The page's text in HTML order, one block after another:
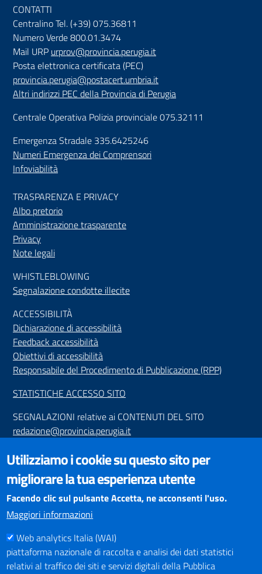
CONTATTI
Centralino Tel. (+39) 075.36811
Numero Verde 800.01.3474
Mail URP urprov@provincia.perugia.it
Posta elettronica certificata (PEC)
provincia.perugia@postacert.umbria.it
Altri indirizzi PEC della Provincia di Perugia
Centrale Operativa Polizia provinciale 075.32111
Emergenza Stradale 335.6425246
Numeri Emergenza dei Comprensori
Infoviabilità
TRASPARENZA E PRIVACY
Albo pretorio
Amministrazione trasparente
Privacy
Note legali
WHISTLEBLOWING
Segnalazione condotte illecite
ACCESSIBILITÀ
Dichiarazione di accessibilità
Feedback accessibilità
Obiettivi di accessibilità
Responsabile del Procedimento di Pubblicazione (RPP)
STATISTICHE ACCESSO SITO
SEGNALAZIONI relative ai CONTENUTI DEL SITO
redazione@provincia.perugia.it
VISUALIZZAZIONE CONTENUTI
Il sito internet della Provincia di Perugia è ottimizzato per
essere visualizzato dai principali browser aggiornati. L'uso di
browser non aggiornati può creare problemi di visualizzazione
dei contenuti.
PAGAMENTI
Utilizziamo i cookie su questo sito per
migliorare la tua esperienza utente
Facendo clic sul pulsante Accetta, ne acconsenti l'uso.
Maggiori informazioni
Web analytics Italia (WAI)
piattaforma nazionale di raccolta e analisi dei dati statistici
relativi al traffico dei siti e servizi digitali della Pubblica